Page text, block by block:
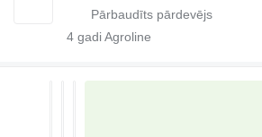
4 gadi Agroline